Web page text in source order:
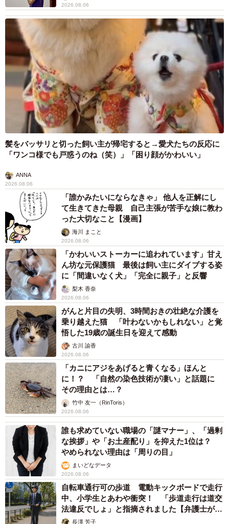
2026.08.06
髪をバッサリと切った飼い主が帰宅すると→愛犬たちの反応に
「ワンコ様でも戸惑うのね（笑）」「困り顔がかわいい」
ANNA
2026.08.06
「誰かみたいにならなきゃ」 他人を正解にし
て生きてきた母親 自己主張が苦手な娘に教わ
った大切なこと【漫画】
海川 まこと
2026.08.06
「かわいいストーカーに追われています」甘え
ん坊な元保護猫 最後は飼い主にダイブする姿
に「間違いなく犬」「完全に親子」と反響
梨木 香奈
2026.08.06
がんと片目の失明、3時間おきの壮絶な介護を
乗り越えた猫 「叶わないかもしれない」と覚
悟した19歳の誕生日を迎えて感動
古川 諭香
2026.08.06
「カニにアジをあげると青くなる」ほんと
に！？ 「自然の染色技術が凄い」と話題に
その理由とは…？
竹中 友一（RinToris）
2026.08.06
誰も求めていない職場の「謎マナー」、「過剰
な挨拶」や「お土産配り」を抑えた1位は？
やめられない理由は「周りの目」
まいどなデータ
2026.08.06
自転車通行可の歩道 電動キックボードで走行
中、小学生とあわや衝突！ 「歩道走行は道交
法違反でしょ」と指摘されました【弁護士が解
説】長澤 芳子